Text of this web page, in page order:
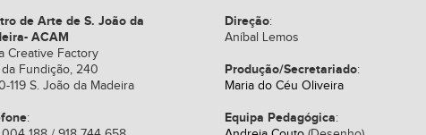
de Arte de S. João da
ACAM
Creative Factory
da Fundição, 240
119 S. João da Madeira
:
Direção:
Aníbal Lemos
Produção/Secretariado:
Maria do Céu Oliveira
Equipa Pedagógica: